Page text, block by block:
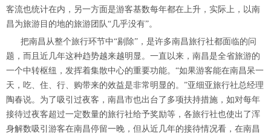
客流也统计在内，另一方面是游客基数每年都在上升，实际上，以南
昌为旅游目的地的旅游团队“几乎没有”。
把南昌从整个旅行环节中“剔除”，是许多南昌旅行社都面临的问
题，而且近几年这种趋势越来越明显。一直以来，南昌是全省旅游的
一个中转枢纽，发挥着集散中心的重要功能。“如果游客能在南昌呆一
天，吃、住、行、购带来的效益是非常明显的。”亚细亚旅行社总经理
陶春说。为了吸引过夜客，南昌市也出台了多项扶持措施，如对每年
接待过夜客超过一定数量的旅行社给予奖励等，各旅行社也使出了浑
身解数吸引游客在南昌停留一晚，但从近几年的接待情况看，在南昌